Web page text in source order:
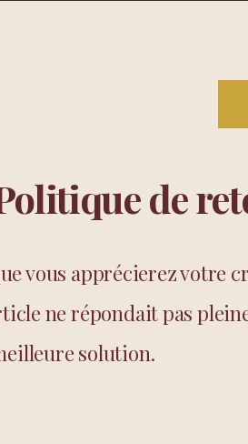
de
vous apprécierez votre
ne répondait pas
solution.